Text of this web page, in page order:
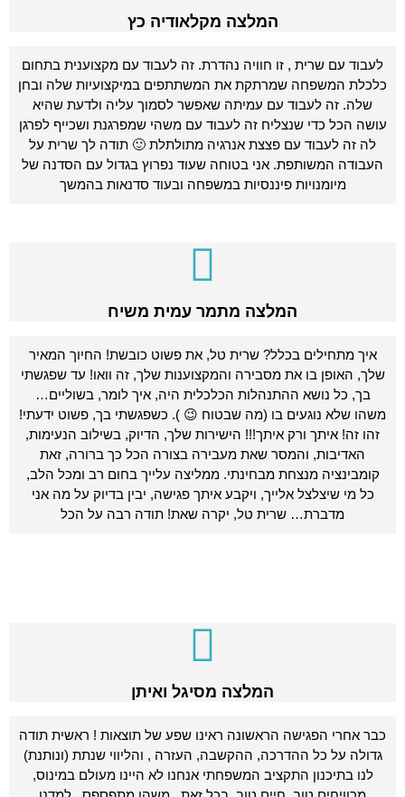
המלצה מקלאודיה כץ
לעבוד עם שרית , זו חוויה נהדרת. זה לעבוד עם מקצוענית בתחום
כלכלת המשפחה שמרתקת את המשתתפים במיקצועיות שלה ובחן
שלה. זה לעבוד עם עמיתה שאפשר לסמוך עליה ולדעת שהיא
עושה הכל כדי שנצליח זה לעבוד עם משהי שמפרגנת ושכייף לפרגן
לה זה לעבוד עם פצצת אנרגיה מתולתלת 🙂 תודה לך שרית על
העבודה המשותפת. אני בטוחה שעוד נפרוץ בגדול עם הסדנה של
מיומנויות פיננסיות במשפחה ובעוד סדנאות בהמשך
המלצה מתמר עמית משיח
איך מתחילים בכלל? שרית טל, את פשוט כובשת! החיוך המאיר
שלך, האופן בו את מסבירה והמקצוענות שלך, זה וואו! עד שפגשתי
בך, כל נושא ההתנהלות הכלכלית היה, איך לומר, בשוליים…
משהו שלא נוגעים בו (מה שבטוח 😉 ). כשפגשתי בך, פשוט ידעתי!
זהו זה! איתך ורק איתך!!! הישירות שלך, הדיוק, בשילוב הנעימות,
האדיבות, והמסר שאת מעבירה בצורה הכל כך ברורה, זאת
קומבינציה מנצחת מבחינתי. ממליצה עלייך בחום רב ומכל הלב,
כל מי שיצלצל אלייך, ויקבע איתך פגישה, יבין בדיוק על מה אני
מדברת… שרית טל, יקרה שאת! תודה רבה על הכל
המלצה מסיגל ואיתן
כבר אחרי הפגישה הראשונה ראינו שפע של תוצאות ! ראשית תודה
גדולה על כל ההדרכה, ההקשבה, העזרה , והליווי שנתת (ונותנת)
לנו בתיכנון התקציב המשפחתי אנחנו לא היינו מעולם במינוס,